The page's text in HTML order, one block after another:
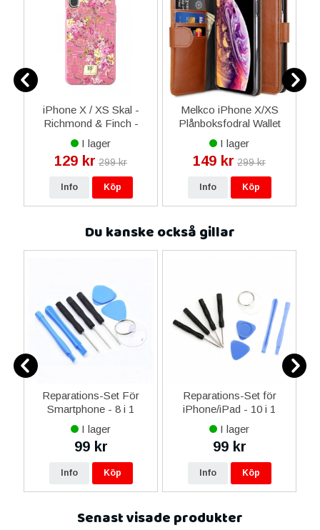
iPhone X / XS Skal -
Richmond & Finch -
Blommig Kedja
I lager
129 kr 299 kr
Info Köp
Melkco iPhone X/XS
Plånboksfodral Wallet
Case - Brun
I lager
149 kr 299 kr
Info Köp
Du kanske också gillar
Reparations-Set För
Smartphone - 8 i 1
I lager
99 kr
Info Köp
Reparations-Set för
iPhone/iPad - 10 i 1
I lager
99 kr
Info Köp
Senast visade produkter